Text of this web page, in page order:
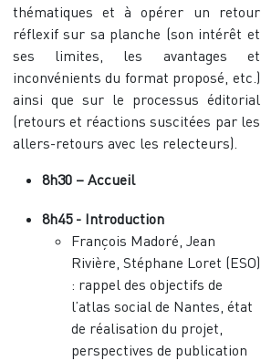
thématiques et à opérer un retour
réflexif sur sa planche (son intérêt et
ses limites, les avantages et
inconvénients du format proposé, etc.)
ainsi que sur le processus éditorial
(retours et réactions suscitées par les
allers-retours avec les relecteurs).
8h30 – Accueil
8h45 - Introduction
François Madoré, Jean
Rivière, Stéphane Loret (ESO)
: rappel des objectifs de
l’atlas social de Nantes, état
de réalisation du projet,
perspectives de publication